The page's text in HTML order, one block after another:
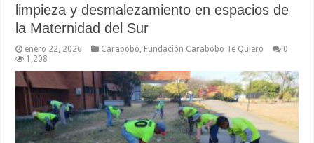
limpieza y desmalezamiento en espacios de
la Maternidad del Sur
enero 22, 2026 Carabobo, Fundación Carabobo Te Quiero
0
1,208